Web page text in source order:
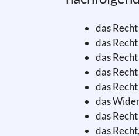
das
das
das
das
das
das
das
das